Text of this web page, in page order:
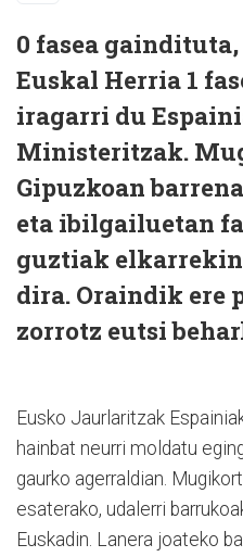
0 fasea
Euskal Herria 1
iragarri du
Ministeritzak.
Gipuzkoan
eta ibilgailuetan
guztiak
dira. Oraindik ere
zorrotz eutsi
Eusko Jaurlaritzak
hainbat neurri moldatu
gaurko agerraldian.
esaterako, udalerri
Euskadin. Lanera joateko